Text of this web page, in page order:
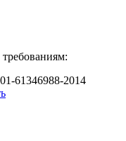
61346988-2014